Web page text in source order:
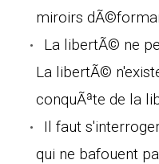
miroirs
La libertÃ© ne
La libertÃ©
conquÃªte de la
Il faut
qui ne bafouent